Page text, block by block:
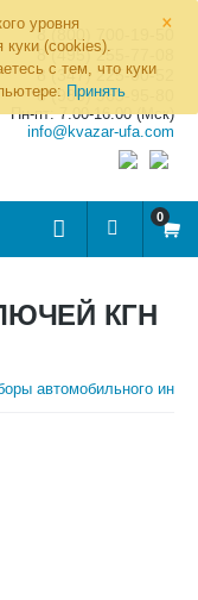
×
уровня
куки (cookies).
с тем, что куки
Принять
8 (800) 700-19-50
8 (495) 255-77-08
8 (347) 225-00-52
8 (986) 963-95-80
Пн-пт: 7.00-16.00 (Мск)
info@kvazar-ufa.com
0
КГН
автомобильного